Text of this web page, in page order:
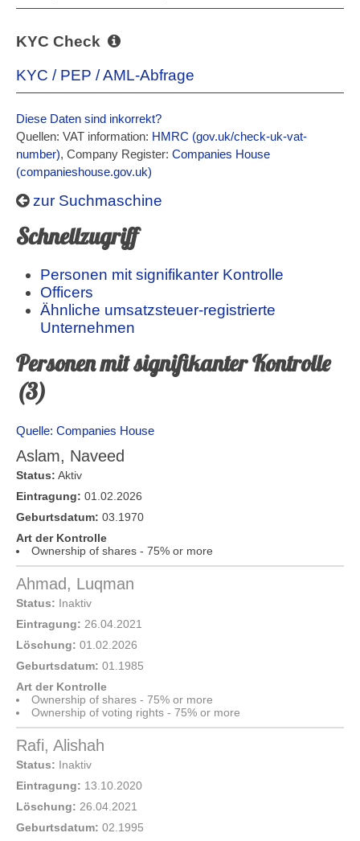
KYC Check
KYC / PEP / AML-Abfrage
Diese Daten sind inkorrekt?
Quellen: VAT information: HMRC (gov.uk/check-uk-vat-
number), Company Register: Companies House
(companieshouse.gov.uk)
zur Suchmaschine
Schnellzugriff
Personen mit signifikanter Kontrolle
Officers
Ähnliche umsatzsteuer-registrierte
Unternehmen
Personen mit signifikanter Kontrolle
(3)
Quelle: Companies House
Aslam, Naveed
Status: Aktiv
Eintragung: 01.02.2026
Geburtsdatum: 03.1970
Art der Kontrolle
Ownership of shares - 75% or more
Ahmad, Luqman
Status: Inaktiv
Eintragung: 26.04.2021
Löschung: 01.02.2026
Geburtsdatum: 01.1985
Art der Kontrolle
Ownership of shares - 75% or more
Ownership of voting rights - 75% or more
Rafi, Alishah
Status: Inaktiv
Eintragung: 13.10.2020
Löschung: 26.04.2021
Geburtsdatum: 02.1995